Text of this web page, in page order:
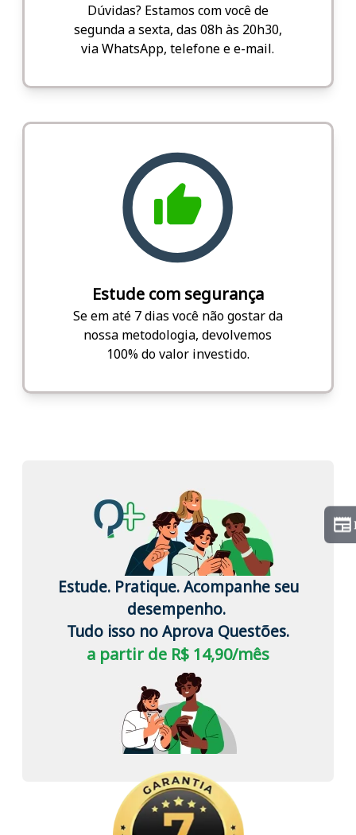
Dúvidas? Estamos com você de
segunda a sexta, das 08h às 20h30,
via WhatsApp, telefone e e-mail.
Estude com segurança
Se em até 7 dias você não gostar da
nossa metodologia, devolvemos
100% do valor investido.
Estude. Pratique. Acompanhe seu
desempenho.
Tudo isso no Aprova Questões.
a partir de R$ 14,90/mês